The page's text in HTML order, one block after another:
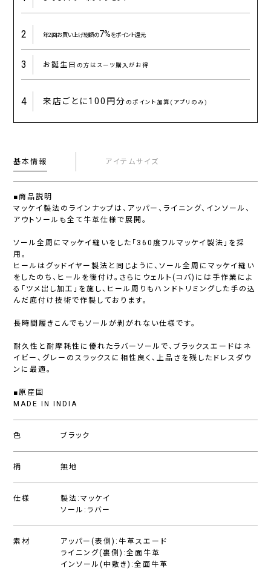
2 年2回お買い上げ総額の7%をポイント還元
3 お誕生日 の方はスーツ購入がお得
4 来店ごとに100円分 のポイント加算(アプリのみ)
基本情報 アイテムサイズ
■商品説明
マッケイ製法のラインナップは、アッパー、ライニング、インソール、
アウトソールも全て牛革仕様で展開。
ソール全周にマッケイ縫いをした「360度フルマッケイ製法」を採
用。
ヒールはグッドイヤー製法と同じように、ソール全周にマッケイ縫い
をしたのち、ヒールを後付け。さらにウェルト(コバ)には手作業によ
る「ツメ出し加工」を施し、ヒール周りもハンドトリミングした手の込
んだ底付け技術で作製しております。
長時間履きこんでもソールが剥がれない仕様です。
耐久性と耐摩耗性に優れたラバーソールで、ブラックスエードはネ
イビー、グレーのスラックスに相性良く、上品さを残したドレスダウ
ンに最適。
■原産国
MADE IN INDIA
色 ブラック
柄 無地
仕様
製法:マッケイ
ソール:ラバー
素材
アッパー(表側):牛革スエード
ライニング(裏側):全面牛革
インソール(中敷き):全面牛革